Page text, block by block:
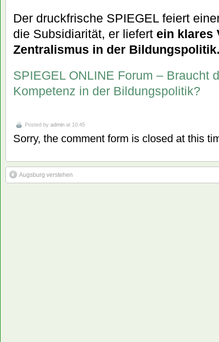
Der druckfrische SPIEGEL feiert
die Subsidiarität, er liefert ein klares
Zentralismus in der
SPIEGEL ONLINE Forum – Braucht
Kompetenz in der Bildungspolitik?
Posted by admin at 10:45
Sorry, the comment form is closed at this
Augsburg verstehen